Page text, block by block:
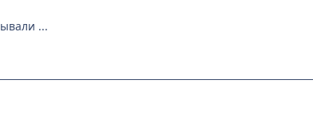
...